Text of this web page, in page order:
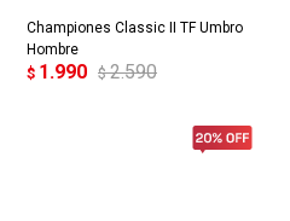
Championes Classic II TF Umbro
Hombre
$ 1.990 $ 2.590